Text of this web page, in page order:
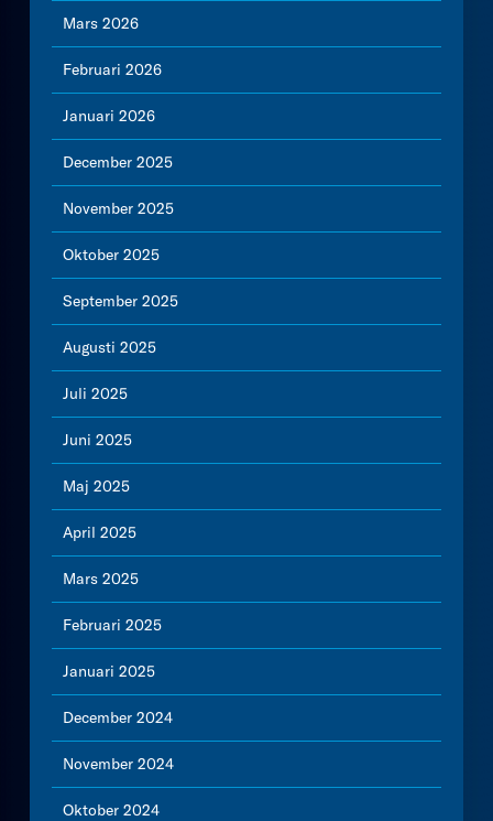
Mars 2026
Februari 2026
Januari 2026
December 2025
November 2025
Oktober 2025
September 2025
Augusti 2025
Juli 2025
Juni 2025
Maj 2025
April 2025
Mars 2025
Februari 2025
Januari 2025
December 2024
November 2024
Oktober 2024